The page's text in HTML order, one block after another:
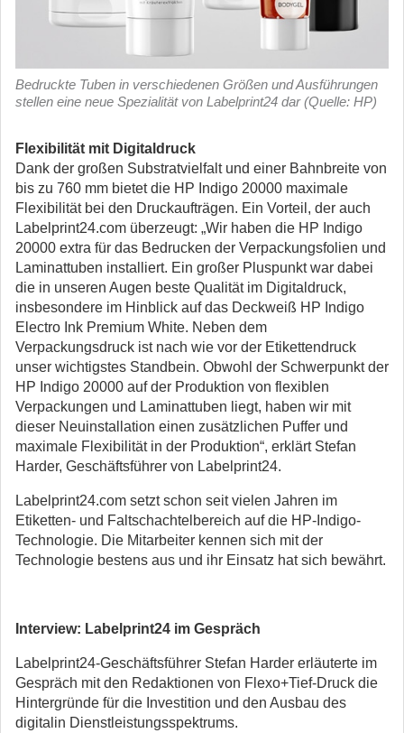
Bedruckte Tuben in verschiedenen Größen und Ausführungen
stellen eine neue Spezialität von Labelprint24 dar (Quelle: HP)
Flexibilität mit Digitaldruck
Dank der großen Substratvielfalt und einer Bahnbreite von
bis zu 760 mm bietet die HP Indigo 20000 maximale
Flexibilität bei den Druckaufträgen. Ein Vorteil, der auch
Labelprint24.com überzeugt: „Wir haben die HP Indigo
20000 extra für das Bedrucken der Verpackungsfolien und
Laminattuben installiert. Ein großer Pluspunkt war dabei
die in unseren Augen beste Qualität im Digitaldruck,
insbesondere im Hinblick auf das Deckweiß HP Indigo
Electro Ink Premium White. Neben dem
Verpackungsdruck ist nach wie vor der Etikettendruck
unser wichtigstes Standbein. Obwohl der Schwerpunkt der
HP Indigo 20000 auf der Produktion von flexiblen
Verpackungen und Laminattuben liegt, haben wir mit
dieser Neuinstallation einen zusätzlichen Puffer und
maximale Flexibilität in der Produktion“, erklärt Stefan
Harder, Geschäftsführer von Labelprint24.
Labelprint24.com setzt schon seit vielen Jahren im
Etiketten- und Faltschachtelbereich auf die HP-Indigo-
Technologie. Die Mitarbeiter kennen sich mit der
Technologie bestens aus und ihr Einsatz hat sich bewährt.
Interview: Labelprint24 im Gespräch
Labelprint24-Geschäftsführer Stefan Harder erläuterte im
Gespräch mit den Redaktionen von Flexo+Tief-Druck die
Hintergründe für die Investition und den Ausbau des
digitalin Dienstleistungsspektrums.